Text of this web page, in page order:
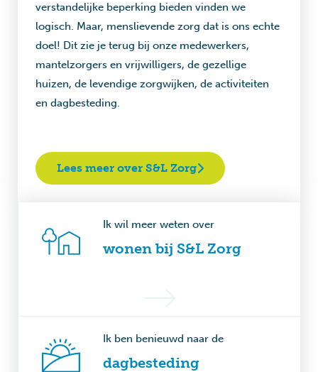
verstandelijke beperking bieden vinden we
logisch. Maar, menslievende zorg dat is ons echte
doel! Dit zie je terug bij onze medewerkers,
mantelzorgers en vrijwilligers, de gezellige
huizen, de levendige zorgwijken, de activiteiten
en dagbesteding.
Lees meer over S&L Zorg
Ik wil meer weten over
wonen bij S&L Zorg
Ik ben benieuwd naar de
dagbesteding